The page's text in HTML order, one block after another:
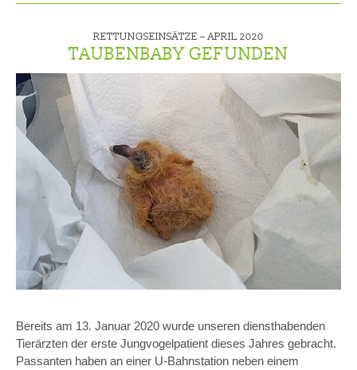
RETTUNGSEINSÄTZE –APRIL 2020
TAUBENBABY GEFUNDEN
Bereits am 13. Januar 2020 wurde unseren diensthabenden
Tierärzten der erste Jungvogelpatient dieses Jahres gebracht.
Passanten haben an einer U-Bahnstation neben einem